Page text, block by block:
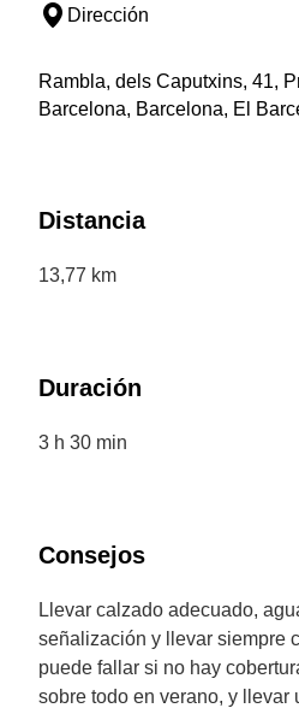
Dirección
Rambla, dels Caputxins, 41,
Barcelona, Barcelona, El
Distancia
13,77 km
Duración
3 h 30 min
Consejos
Llevar calzado adecuado,
señalización y llevar siempre
puede fallar si no hay
sobre todo en verano, y llevar